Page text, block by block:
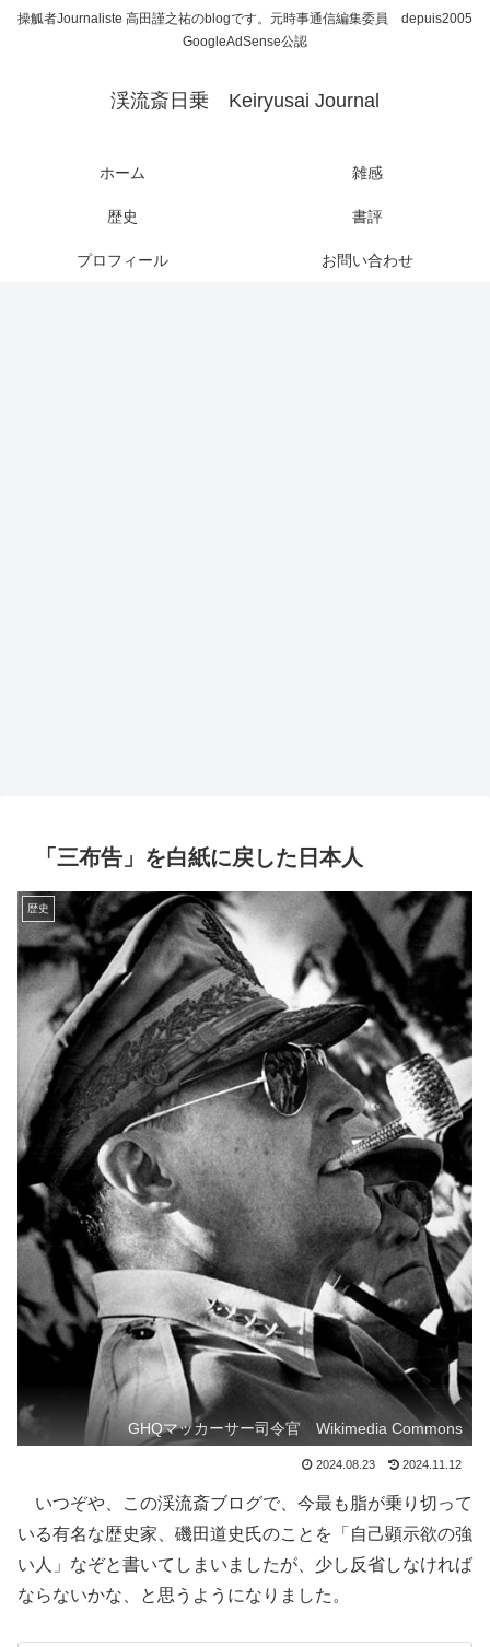
操觚者Journaliste 高田謹之祐のblogです。元時事通信編集委員 depuis2005
GoogleAdSense公認
渓流斎日乗 Keiryusai Journal
ホーム 雑感
歴史 書評
プロフィール お問い合わせ
「三布告」を白紙に戻した日本人
歴史
GHQマッカーサー司令官 Wikimedia Commons
2024.08.23 2024.11.12
いつぞや、この渓流斎ブログで、今最も脂が乗り切って
いる有名な歴史家、磯田道史氏のことを「自己顕示欲の強
い人」なぞと書いてしまいましたが、少し反省しなければ
ならないかな、と思うようになりました。